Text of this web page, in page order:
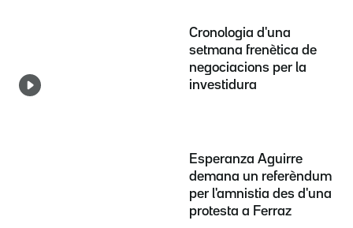
Cronologia d'una
setmana frenètica de
negociacions per la
investidura
Esperanza Aguirre
demana un referèndum
per l'amnistia des d'una
protesta a Ferraz